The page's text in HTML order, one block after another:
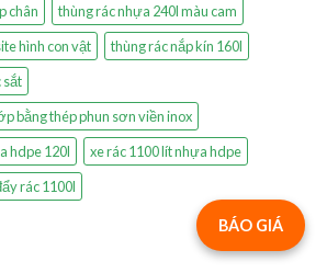
chân
thùng rác nhựa 240l màu cam
hình con vật
thùng rác nắp kín 160l
sắt
bằng thép phun sơn viền inox
hdpe 120l
xe rác 1100 lít nhựa hdpe
rác 1100l
BÁO GIÁ